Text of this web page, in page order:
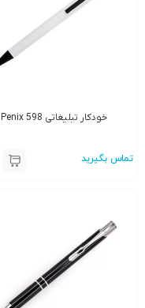
خودکار تبلیغاتی Penix 598
تماس بگیرید